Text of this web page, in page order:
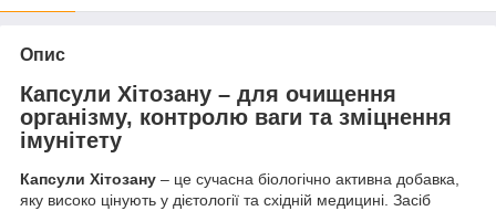
Опис
Капсули Хітозану – для очищення
організму, контролю ваги та зміцнення
імунітету
Капсули Хітозану – це сучасна біологічно активна добавка,
яку високо цінують у дієтології та східній медицині. Засіб